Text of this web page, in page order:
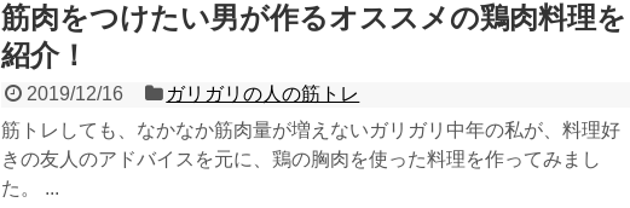
筋肉をつけたい男が作るオススメの鶏肉料理を
紹介！
2019/12/16
ガリガリの人の筋トレ
筋トレしても、なかなか筋肉量が増えないガリガリ中年の私が、料理好
きの友人のアドバイスを元に、鶏の胸肉を使った料理を作ってみまし
た。 ...